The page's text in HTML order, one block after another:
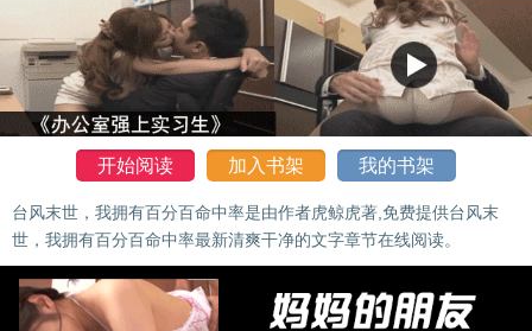
开始阅读 加入书架 我的书架
台风末世，我拥有百分百命中率是由作者虎鲸虎著,免费提供台风末
世，我拥有百分百命中率最新清爽干净的文字章节在线阅读。